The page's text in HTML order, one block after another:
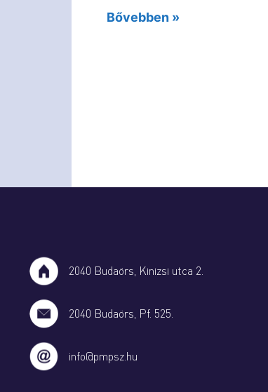
Bővebben »
2040 Budaörs, Kinizsi utca 2.
2040 Budaörs, Pf. 525.
info@pmpsz.hu